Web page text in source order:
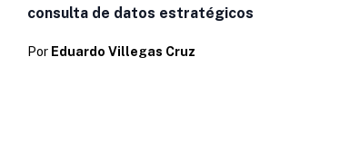
consulta de datos estratégicos
Por Eduardo Villegas Cruz